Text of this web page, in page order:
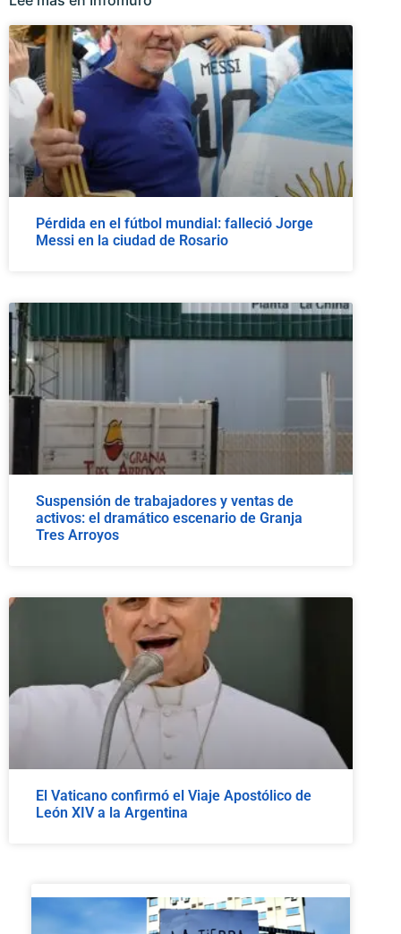
Pérdida en el fútbol mundial: falleció Jorge
Messi en la ciudad de Rosario
Suspensión de trabajadores y ventas de
activos: el dramático escenario de Granja
Tres Arroyos
El Vaticano confirmó el Viaje Apostólico de
León XIV a la Argentina